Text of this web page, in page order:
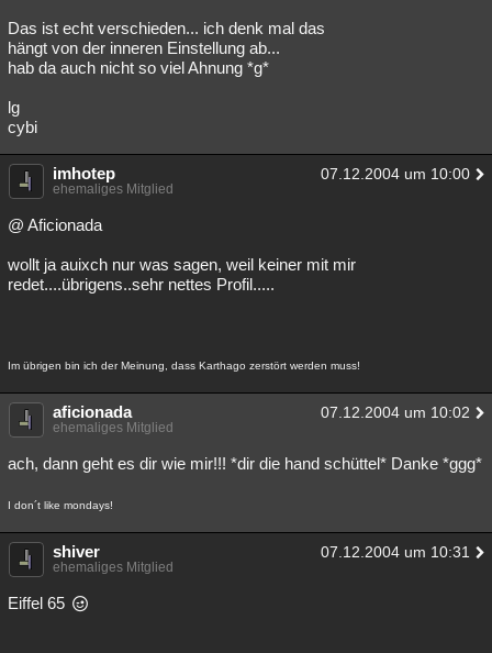
Das ist echt verschieden... ich denk mal das
hängt von der inneren Einstellung ab...
hab da auch nicht so viel Ahnung *g*
lg
cybi
imhotep 07.12.2004 um 10:00
ehemaliges Mitglied
@ Aficionada
wollt ja auixch nur was sagen, weil keiner mit mir
redet....übrigens..sehr nettes Profil.....
Im übrigen bin ich der Meinung, dass Karthago zerstört werden muss!
aficionada 07.12.2004 um 10:02
ehemaliges Mitglied
ach, dann geht es dir wie mir!!! *dir die hand schüttel* Danke *ggg*
I don´t like mondays!
shiver 07.12.2004 um 10:31
ehemaliges Mitglied
Eiffel 65